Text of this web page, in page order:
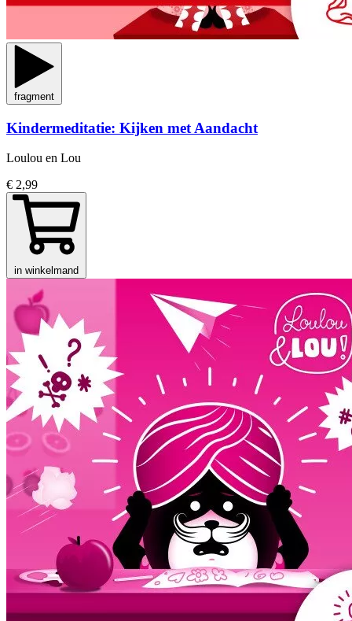
fragment
Kindermeditatie: Kijken met Aandacht
Loulou en Lou
€ 2,99
in winkelmand